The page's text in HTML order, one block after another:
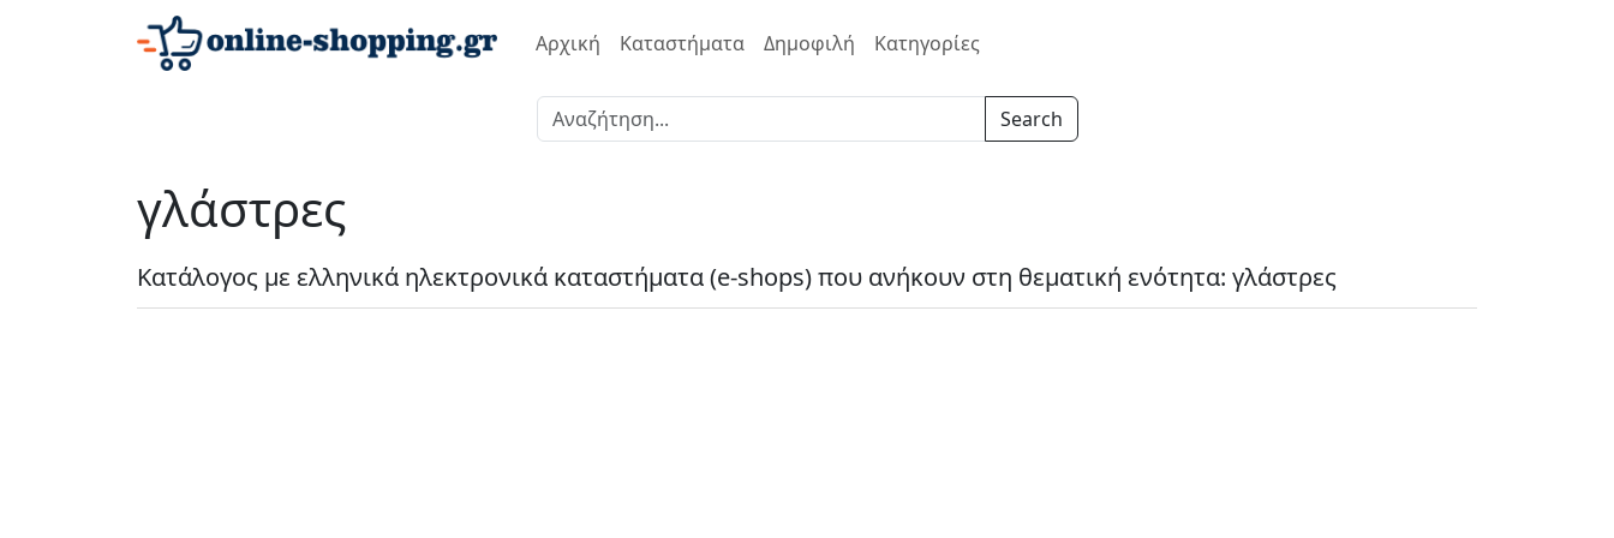
Αρχική Καταστήματα Δημοφιλή Κατηγορίες
Search
γλάστρες
Κατάλογος με ελληνικά ηλεκτρονικά καταστήματα (e-shops) που ανήκουν στη θεματική ενότητα: γλάστρες